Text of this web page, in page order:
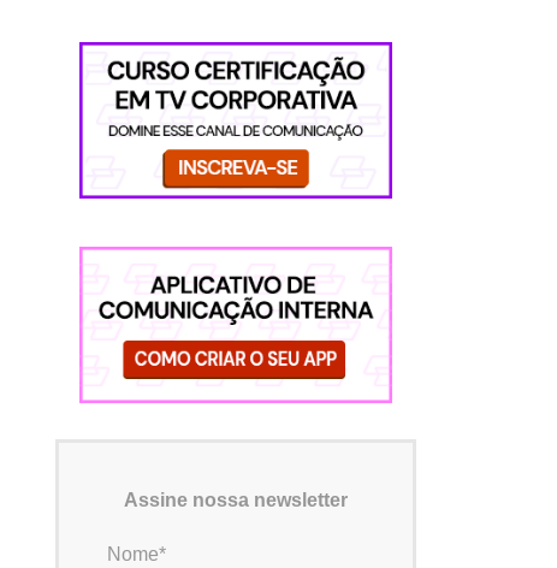
Assine nossa newsletter
Nome*